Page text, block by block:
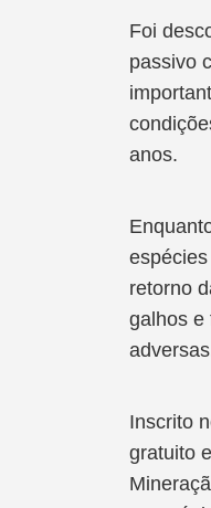
Foi
passivo
anos.
retorno
galhos e
Inscrito
gratuito